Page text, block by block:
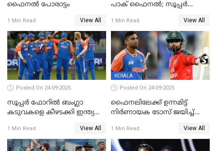
ഫൈനല്‍ പോരാട്ടം
1 Min Read View All
പാക് ഫൈനല്‍; സൂപ്പർ
തോൽപിച്ച് പാകിസ്ഥാൻ
1 Min Read View All
Posted On 24-09-2025
സൂപ്പർ ഫോറിൽ ബംഗ്ലാ
കടുവകളെ കീഴടക്കി ഇന്ത്യ
1 Min Read View All
KERALA
Posted On 24-09-2025
ഫൈനലിലേക്ക് ഉന്നമിട്ട്
നിര്‍ണായക ടോസ് ജയിച്ച്
ഇന്ത്യയ്ക്ക് ബാറ്റിംഗ്
1 Min Read View All